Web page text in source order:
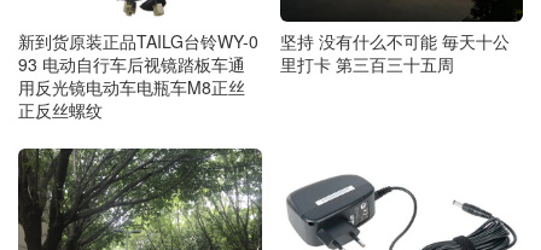
新到货原装正品TAILG台铃WY-0
93 电动自行车后视镜踏板车通
用反光镜电动车电瓶车M8正丝
正反丝螺纹
坚持 没有什么不可能 毎天十公
里打卡 第三百三十五周